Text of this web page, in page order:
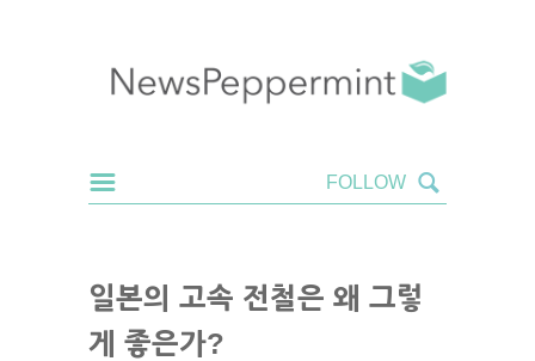
일본의 고속 전철은 왜 그렇
게 좋은가?